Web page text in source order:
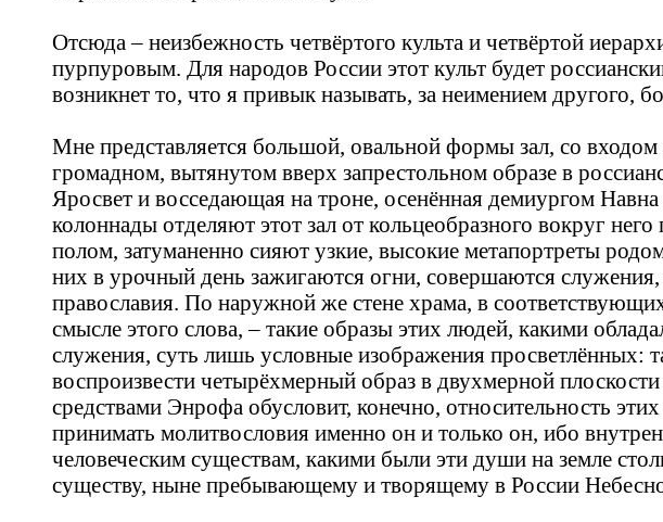
Отсюда – неизбежность четвёртого культа и четвёртой
пурпуровым. Для народов России этот культ будет
возникнет то, что я привык называть, за неимением другого,
Мне представляется большой, овальной формы зал, со
громадном, вытянутом вверх запрестольном образе в
Яросвет и восседающая на троне, осенённая демиургом
колоннады отделяют этот зал от кольцеобразного вокруг
полом, затуманенно сияют узкие, высокие метапортреты
них в урочный день зажигаются огни, совершаются
православия. По наружной же стене храма, в
смысле этого слова, – такие образы этих людей, какими
служения, суть лишь условные изображения просветлённых:
воспроизвести четырёхмерный образ в двухмерной
средствами Энрофа обусловит, конечно, относительность
принимать молитвословия именно он и только он, ибо
человеческим существам, какими были эти души на земле
существу, ныне пребывающему и творящему в России